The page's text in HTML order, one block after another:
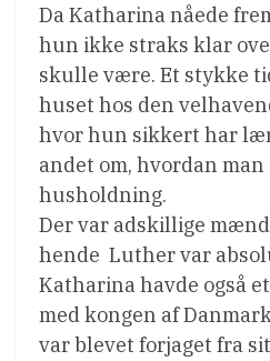
Da Katharina nåede
hun ikke straks klar
skulle være. Et stykke
huset hos den
hvor hun sikkert har
andet om, hvordan
husholdning.
Der var adskillige
hende  Luther var
Katharina havde også
med kongen af
var blevet forjaget fra